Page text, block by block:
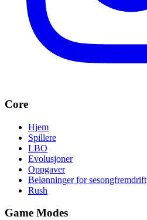
Core
Hjem
Spillere
LBO
Evolusjoner
Oppgaver
Belønninger for sesongfremdrift
Rush
Game Modes